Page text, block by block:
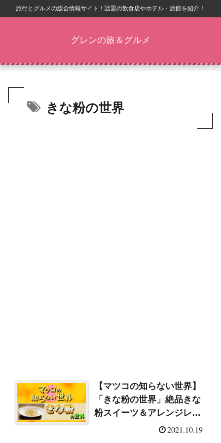
旅行とグルメの総合情報サイト！話題の飲食店やホテル・旅館を紹介！
グレンの旅＆グルメ
きな粉の世界
【マツコの知らない世界】
「きな粉の世界」絶品きな
粉スイーツ＆アレンジレシ
2021.10.19